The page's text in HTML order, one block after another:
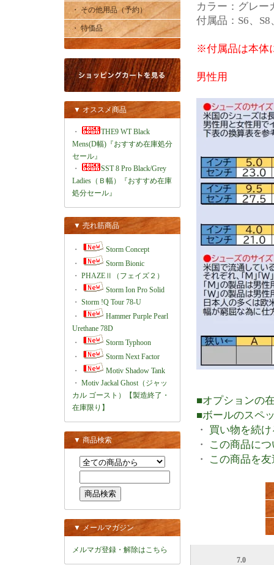
・ その他用品（予約）
・ 特価品
▼ オススメ商品
・
THE9 WT Black
Mens(D幅)『おすすめ在庫処分
セール』
・
SST 8 Pro Black/Grey
Ladies（Ｂ幅）『おすすめ在庫
処分セール』
▼ 売れ筋商品
・
Storm Concept
・
Storm Bionic
・ PHAZEⅡ（フェイズ２）
・
Storm Ion Pro Solid
・ Storm !Q Tour 78-U
・
Hammer Purple Pearl
Urethane 78D
・
Storm Typhoon
・
Storm Next Factor
・
Motiv Shadow Tank
・ Motiv Jackal Ghost（ジャッ
カル ゴースト）【製造終了・
在庫限り】
▼ 商品検索
▼ メールマガジン
メルマガ登録・解除はこちら
カラー：グレー
付属品：S6、
※付属品は本体
男性用
■オプションの
■ボールのスペ
・ 買い物を続け
・
この商品に
・
この商品を
7.0